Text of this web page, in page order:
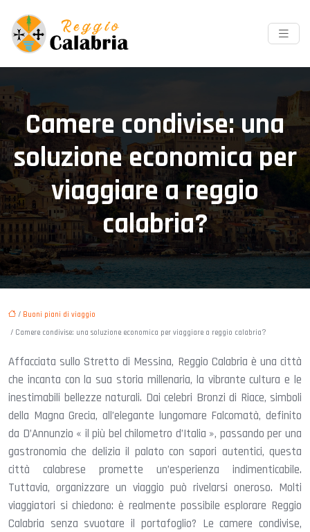
Camere condivise: una
soluzione economica per
viaggiare a reggio
calabria?
/ Buoni piani di viaggio
/ Camere condivise: una soluzione economica per viaggiare a reggio calabria?
Affacciata sullo Stretto di Messina, Reggio Calabria è una città
che incanta con la sua storia millenaria, la vibrante cultura e le
inestimabili bellezze naturali. Dai celebri Bronzi di Riace, simboli
della Magna Grecia, all’elegante lungomare Falcomatà, definito
da D’Annunzio « il più bel chilometro d’Italia », passando per una
gastronomia che delizia il palato con sapori autentici, questa
città calabrese promette un’esperienza indimenticabile.
Tuttavia, organizzare un viaggio può rivelarsi oneroso. Molti
viaggiatori si chiedono: è realmente possibile esplorare Reggio
Calabria senza svuotare il portafoglio? Le camere condivise,